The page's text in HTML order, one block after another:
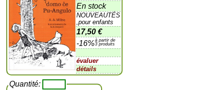
En stock
NOUVEAUTÉS
,pour enfants
17,50 €
-16%à partir de
3 produits
évaluer
détails
Quantité: